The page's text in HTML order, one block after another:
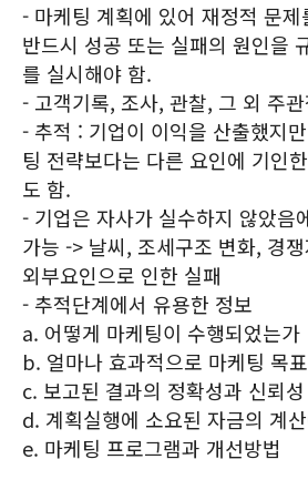
- 마케팅 계획에 있어 재정적 문
반드시 성공 또는 실패의 원인을
를 실시해야 함.
- 고객기록, 조사, 관찰, 그 외 주
- 추적 : 기업이 이익을 산출했지
팅 전략보다는 다른 요인에 기인
도 함.
- 기업은 자사가 실수하지 않았음
가능 -> 날씨, 조세구조 변화, 경
외부요인으로 인한 실패
- 추적단계에서 유용한 정보
a. 어떻게 마케팅이 수행되었는가
b. 얼마나 효과적으로 마케팅 목
c. 보고된 결과의 정확성과 신뢰성
d. 계획실행에 소요된 자금의 계
e. 마케팅 프로그램과 개선방법